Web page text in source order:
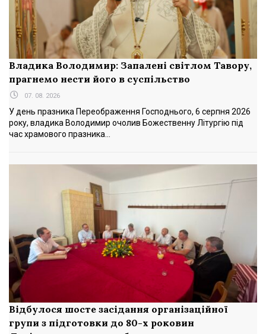
Владика Володимир: Запалені світлом Тавору,
прагнемо нести його в суспільство
07. 08. 2026
У день празника Переображення Господнього, 6 серпня 2026
року, владика Володимир очолив Божественну Літургію під
час храмового празника...
Відбулося шосте засідання організаційної
групи з підготовки до 80-х роковин